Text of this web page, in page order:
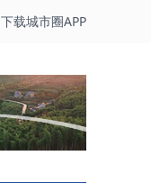
下载城市圈APP